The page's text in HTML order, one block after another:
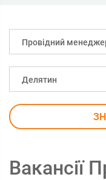
Провідний
Делятин
Вакансії